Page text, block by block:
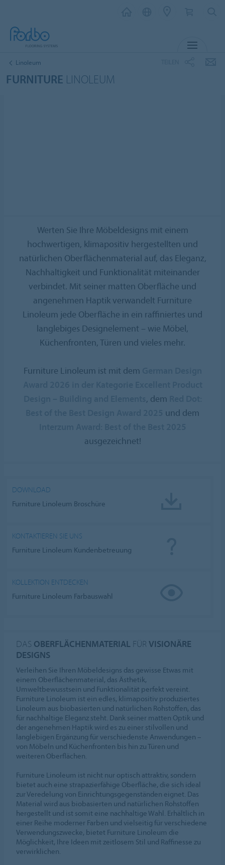
Linoleum
FURNITURE LINOLEUM
Werten Sie Ihre Möbeldesigns mit einem
hochwertigen, klimapositiv hergestellten und
natürlichen Oberflächenmaterial auf, das Eleganz,
Nachhaltigkeit und Funktionalität miteinander
verbindet. Mit seiner matten Oberfläche und
angenehmen Haptik verwandelt Furniture
Linoleum jede Oberfläche in ein raffiniertes und
langlebiges Designelement – wie Möbel,
Küchenfronten, Türen und vieles mehr.
Furniture Linoleum ist mit dem
, dem
und dem
ausgezeichnet!
DOWNLOAD
Furniture Linoleum Broschüre
KONTAKTIEREN SIE UNS
Furniture Linoleum Kundenbetreuung
KOLLEKTION ENTDECKEN
Furniture Linoleum Farbauswahl
DAS OBERFLÄCHENMATERIAL FÜRVISIONÄRE
DESIGNS
Verleihen Sie Ihren Möbeldesigns das gewisse Etwas mit
einem Oberflächenmaterial, das Ästhetik,
Umweltbewusstsein und Funktionalität perfekt vereint.
Furniture Linoleum ist ein edles, klimapositiv produziertes
Linoleum aus biobasierten und natürlichen Rohstoffen, das
für nachhaltige Eleganz steht. Dank seiner matten Optik und
der angenehmen Haptik wird es zu einer stilvollen und
langlebigen Ergänzung für verschiedenste Anwendungen –
von Möbeln und Küchenfronten bis hin zu Türen und
weiteren Oberflächen.
Furniture Linoleum ist nicht nur optisch attraktiv, sondern
bietet auch eine strapazierfähige Oberfläche, die sich ideal
zur Veredelung von Einrichtungsgegenständen eignet. Das
Material wird aus biobasierten und natürlichen Rohstoffen
hergestellt und ist somit eine nachhaltige Wahl. Erhältlich in
einer Reihe moderner Farben und vielseitig für verschiedene
Verwendungszwecke, bietet Furniture Linoleum die
Möglichkeit, Ihre Ideen mit zeitlosem Stil und Raffinesse zu
verwirklichen.